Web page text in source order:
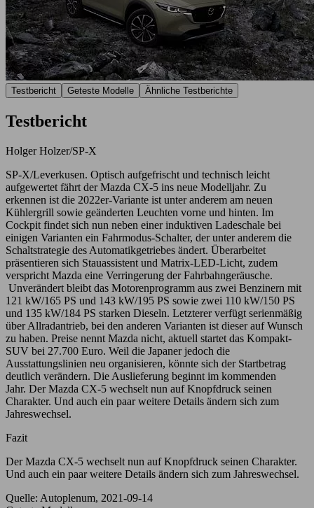
Testbericht Geteste Modelle Ähnliche Testberichte
Testbericht
Holger Holzer/SP-X
SP-X/Leverkusen. Optisch aufgefrischt und technisch leicht
aufgewertet fährt der Mazda CX-5 ins neue Modelljahr. Zu
erkennen ist die 2022er-Variante ist unter anderem am neuen
Kühlergrill sowie geänderten Leuchten vorne und hinten. Im
Cockpit findet sich nun neben einer induktiven Ladeschale bei
einigen Varianten ein Fahrmodus-Schalter, der unter anderem die
Schaltstrategie des Automatikgetriebes ändert. Überarbeitet
präsentieren sich Stauassistent und Matrix-LED-Licht, zudem
verspricht Mazda eine Verringerung der Fahrbahngeräusche.
Unverändert bleibt das Motorenprogramm aus zwei Benzinern mit
121 kW/165 PS und 143 kW/195 PS sowie zwei 110 kW/150 PS
und 135 kW/184 PS starken Dieseln. Letzterer verfügt serienmäßig
über Allradantrieb, bei den anderen Varianten ist dieser auf Wunsch
zu haben. Preise nennt Mazda nicht, aktuell startet das Kompakt-
SUV bei 27.700 Euro. Weil die Japaner jedoch die
Ausstattungslinien neu organisieren, könnte sich der Startbetrag
deutlich verändern. Die Auslieferung beginnt im kommenden
Jahr. Der Mazda CX-5 wechselt nun auf Knopfdruck seinen
Charakter. Und auch ein paar weitere Details ändern sich zum
Jahreswechsel.
Fazit
Der Mazda CX-5 wechselt nun auf Knopfdruck seinen Charakter.
Und auch ein paar weitere Details ändern sich zum Jahreswechsel.
Quelle: Autoplenum, 2021-09-14